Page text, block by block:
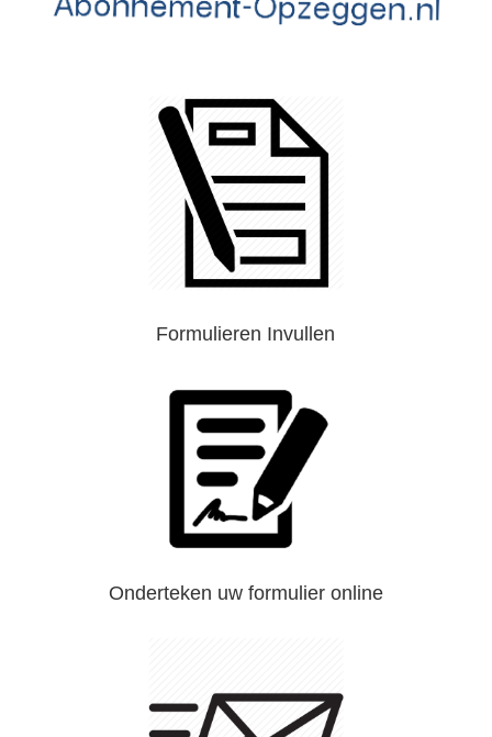
Formulieren Invullen
Onderteken uw formulier online